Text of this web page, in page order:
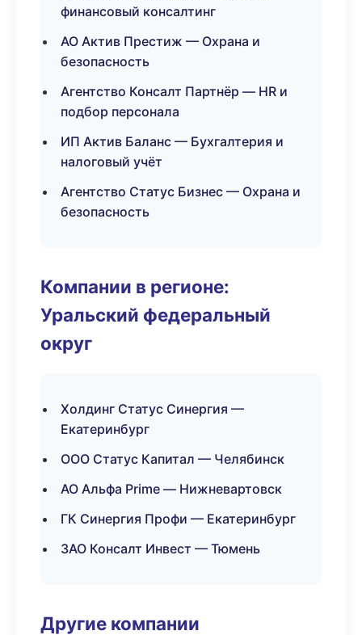
финансовый консалтинг
АО Актив Престиж — Охрана и
безопасность
Агентство Консалт Партнёр — HR и
подбор персонала
ИП Актив Баланс — Бухгалтерия и
налоговый учёт
Агентство Статус Бизнес — Охрана и
безопасность
Компании в регионе:
Уральский федеральный
округ
Холдинг Статус Синергия —
Екатеринбург
ООО Статус Капитал — Челябинск
АО Альфа Prime — Нижневартовск
ГК Синергия Профи — Екатеринбург
ЗАО Консалт Инвест — Тюмень
Другие компании